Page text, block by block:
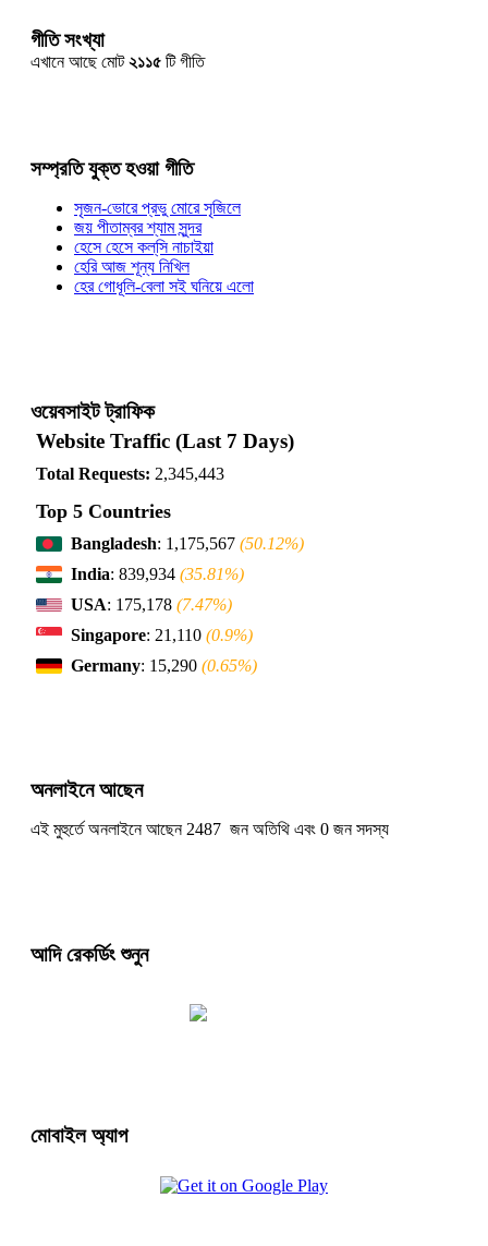
গীতি সংখ্যা
এখানে আছে মোট২১১৫ টি গীতি
সম্প্রতি যুক্ত হওয়া গীতি
সৃজন-ভোরে প্রভু মোরে সৃজিলে
জয় পীতাম্বর শ্যাম সুন্দর
হেসে হেসে কল্‌সি নাচাইয়া
হেরি আজ শূন্য নিখিল
হের গোধূলি-বেলা সই ঘনিয়ে এলো
ওয়েবসাইট ট্রাফিক
Website Traffic (Last 7 Days)
Total Requests: 2,345,443
Top 5 Countries
Bangladesh: 1,175,567 (50.12%)
India: 839,934 (35.81%)
USA: 175,178 (7.47%)
Singapore: 21,110 (0.9%)
Germany: 15,290 (0.65%)
অনলাইনে আছেন
এই মুহুর্তে অনলাইনে আছেন 2487 জন অতিথি এবং 0 জন সদস্য
আদি রেকর্ডিং শুনুন
মোবাইল অ্যাপ